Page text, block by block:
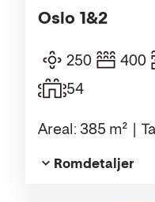
Oslo 1&2
250 400
54
Areal: 385 m²
Romdetaljer